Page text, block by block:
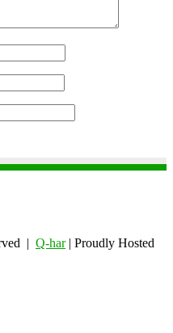
| Q-har| Proudly Hosted